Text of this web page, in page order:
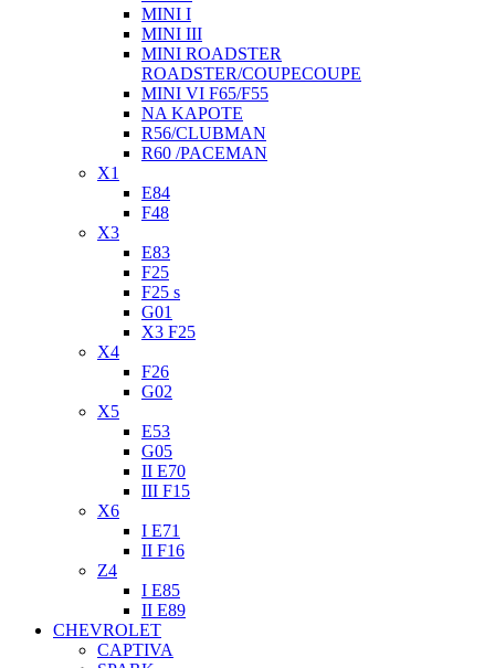
MINI I
MINI III
MINI ROADSTER
ROADSTER/COUPECOUPE
MINI VI F65/F55
NA KAPOTE
R56/CLUBMAN
R60 /PACEMAN
X1
E84
F48
X3
E83
F25
F25 s
G01
X3 F25
X4
F26
G02
X5
E53
G05
II E70
III F15
X6
I E71
II F16
Z4
I E85
II E89
CHEVROLET
CAPTIVA